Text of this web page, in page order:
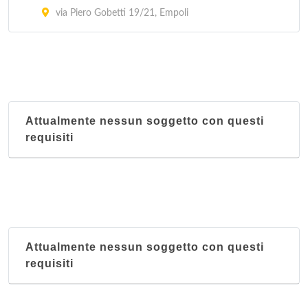
via Piero Gobetti 19/21, Empoli
Attualmente nessun soggetto con questi
requisiti
Attualmente nessun soggetto con questi
requisiti